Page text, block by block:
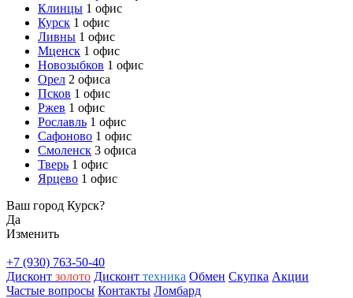
Клинцы 1 офис
Курск 1 офис
Ливны 1 офис
Мценск 1 офис
Новозыбков 1 офис
Орел 2 офиса
Псков 1 офис
Ржев 1 офис
Рославль 1 офис
Сафоново 1 офис
Смоленск 3 офиса
Тверь 1 офис
Ярцево 1 офис
Ваш город Курск?
Да
Изменить
+7 (930) 763-50-40
Дисконт золото Дисконт техника Обмен Скупка Акции
Частые вопросы Контакты Ломбард